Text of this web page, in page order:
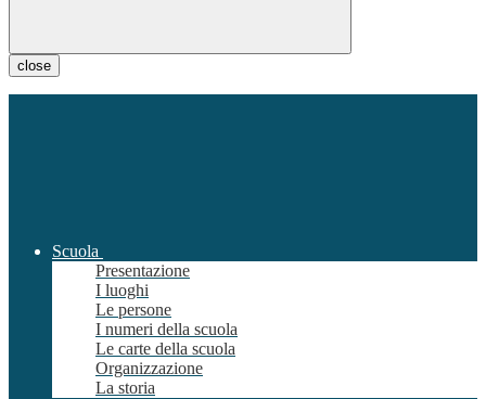
close
Scuola
Presentazione
I luoghi
Le persone
I numeri della scuola
Le carte della scuola
Organizzazione
La storia